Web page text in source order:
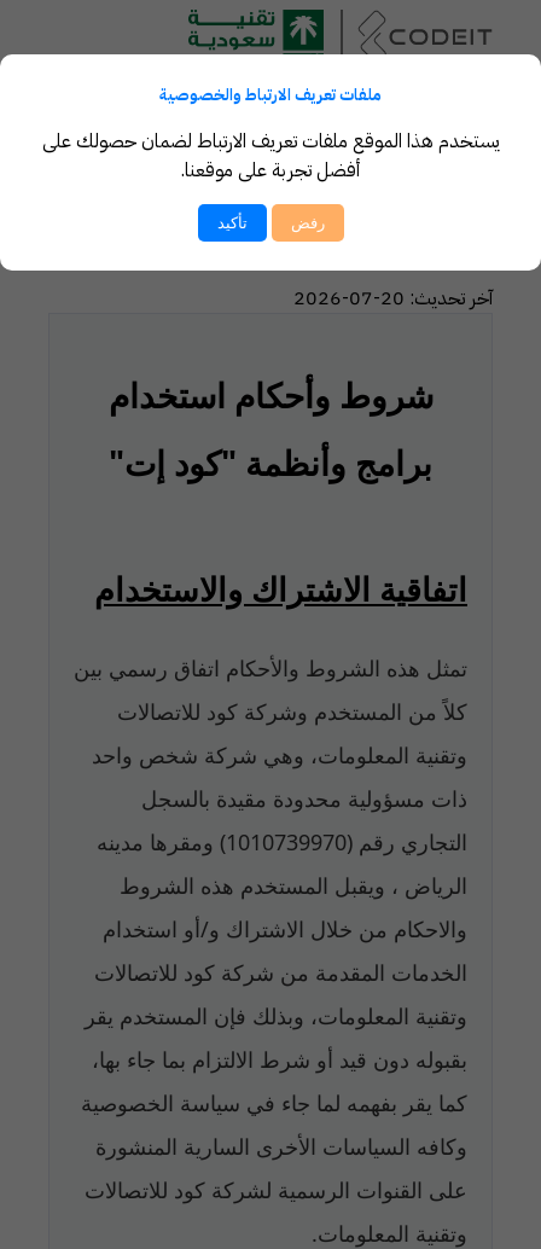
الشروط والأحكام
آخر تحديث: 20-07-2026
شروط وأحكام استخدام
برامج وأنظمة "كود إت"
اتفاقية الاشتراك والاستخدام
تمثل هذه الشروط والأحكام اتفاق رسمي بين
كلاً من المستخدم وشركة كود للاتصالات
وتقنية المعلومات، وهي شركة شخص واحد
ذات مسؤولية محدودة مقيدة بالسجل
التجاري رقم (1010739970) ومقرها مدينه
الرياض ، ويقبل المستخدم هذه الشروط
والاحكام من خلال الاشتراك و/أو استخدام
الخدمات المقدمة من شركة كود للاتصالات
وتقنية المعلومات، وبذلك فإن المستخدم يقر
بقبوله دون قيد أو شرط الالتزام بما جاء بها،
كما يقر بفهمه لما جاء في سياسة الخصوصية
وكافه السياسات الأخرى السارية المنشورة
على القنوات الرسمية لشركة كود للاتصالات
وتقنية المعلومات.
ملفات تعريف الارتباط والخصوصية
يستخدم هذا الموقع ملفات تعريف الارتباط لضمان حصولك على
أفضل تجربة على موقعنا.
رفض تأكيد